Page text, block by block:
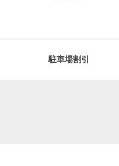
駐車場割引